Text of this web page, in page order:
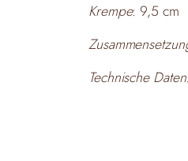
Krempe: 9,5 cm
Technische